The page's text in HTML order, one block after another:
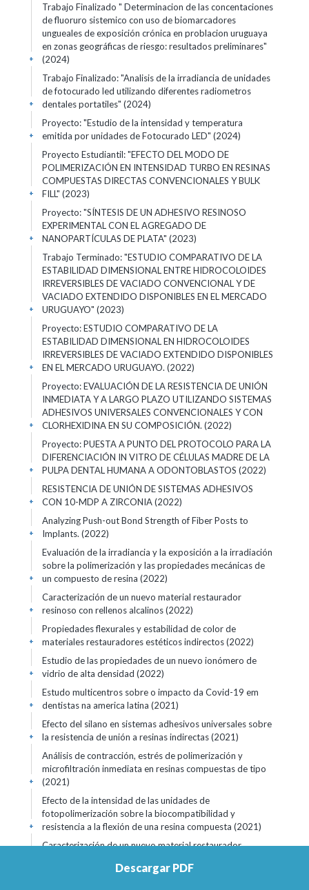
Trabajo Finalizado " Determinacion de las concentaciones
de fluoruro sistemico con uso de biomarcadores
ungueales de exposición crónica en problacion uruguaya
en zonas geográficas de riesgo: resultados preliminares"
(2024)
+
Trabajo Finalizado: "Analisis de la irradiancia de unidades
de fotocurado led utilizando diferentes radiometros
dentales portatiles" (2024)
+
Proyecto: "Estudio de la intensidad y temperatura
emitida por unidades de Fotocurado LED" (2024)
+
Proyecto Estudiantil: "EFECTO DEL MODO DE
POLIMERIZACIÓN EN INTENSIDAD TURBO EN RESINAS
COMPUESTAS DIRECTAS CONVENCIONALES Y BULK
FILL" (2023)
+
Proyecto: "SÍNTESIS DE UN ADHESIVO RESINOSO
EXPERIMENTAL CON EL AGREGADO DE
NANOPARTÍCULAS DE PLATA" (2023)
+
Trabajo Terminado: "ESTUDIO COMPARATIVO DE LA
ESTABILIDAD DIMENSIONAL ENTRE HIDROCOLOIDES
IRREVERSIBLES DE VACIADO CONVENCIONAL Y DE
VACIADO EXTENDIDO DISPONIBLES EN EL MERCADO
URUGUAYO" (2023)
+
Proyecto: ESTUDIO COMPARATIVO DE LA
ESTABILIDAD DIMENSIONAL EN HIDROCOLOIDES
IRREVERSIBLES DE VACIADO EXTENDIDO DISPONIBLES
EN EL MERCADO URUGUAYO. (2022)
+
Proyecto: EVALUACIÓN DE LA RESISTENCIA DE UNIÓN
INMEDIATA Y A LARGO PLAZO UTILIZANDO SISTEMAS
ADHESIVOS UNIVERSALES CONVENCIONALES Y CON
CLORHEXIDINA EN SU COMPOSICIÓN. (2022)
+
Proyecto: PUESTA A PUNTO DEL PROTOCOLO PARA LA
DIFERENCIACIÓN IN VITRO DE CÉLULAS MADRE DE LA
PULPA DENTAL HUMANA A ODONTOBLASTOS (2022)
+
RESISTENCIA DE UNIÓN DE SISTEMAS ADHESIVOS
CON 10-MDP A ZIRCONIA (2022)
+
Analyzing Push-out Bond Strength of Fiber Posts to
Implants. (2022)
+
Evaluación de la irradiancia y la exposición a la irradiación
sobre la polimerización y las propiedades mecánicas de
un compuesto de resina (2022)
+
Caracterización de un nuevo material restaurador
resinoso con rellenos alcalinos (2022)
+
Propiedades flexurales y estabilidad de color de
materiales restauradores estéticos indirectos (2022)
+
Estudio de las propiedades de un nuevo ionómero de
vidrio de alta densidad (2022)
+
Estudo multicentros sobre o impacto da Covid-19 em
dentistas na america latina (2021)
+
Efecto del silano en sistemas adhesivos universales sobre
la resistencia de unión a resinas indirectas (2021)
+
Análisis de contracción, estrés de polimerización y
microfiltración inmediata en resinas compuestas de tipo
(2021)
+
Efecto de la intensidad de las unidades de
fotopolimerización sobre la biocompatibilidad y
resistencia a la flexión de una resina compuesta (2021)
+
Caracterización de un nuevo material restaurador
A Novel Biodegradable Strontium-modified Composite-
Descargar PDF